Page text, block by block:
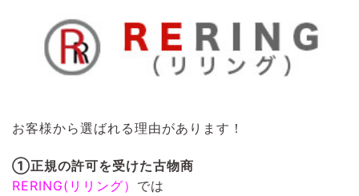
お客様から選ばれる理由があります！
①正規の許可を受けた古物商
RERING(リリング） では